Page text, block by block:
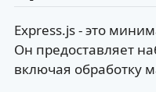
Express.js - это
Он предоставляет
включая обработку